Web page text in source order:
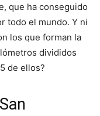
que ha conseguido
todo el mundo. Y ni
los que forman la
divididos
de ellos?